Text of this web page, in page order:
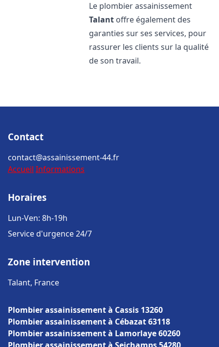
Le plombier assainissement
Talant offre également des
garanties sur ses services, pour
rassurer les clients sur la qualité
de son travail.
Contact
contact@assainissement-44.fr
Accueil Informations
Horaires
Lun-Ven: 8h-19h
Service d'urgence 24/7
Zone intervention
Talant, France
Plombier assainissement à Cassis 13260
Plombier assainissement à Cébazat 63118
Plombier assainissement à Lamorlaye 60260